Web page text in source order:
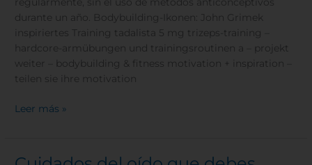
durante un año. Bodybuilding-Ikonen: John Grimek
inspiriertes Training tadalista 5 mg trizeps-training –
hardcore-armübungen und trainingsroutinen a – projekt
weiter – bodybuilding & fitness motivation + inspiration –
teilen sie ihre motivation
Leer más »
Cuidados